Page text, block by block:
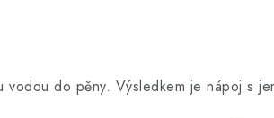
do pěny. Výsledkem je nápoj s